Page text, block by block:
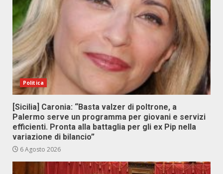
Politica
[Sicilia] Caronia: “Basta valzer di poltrone, a
Palermo serve un programma per giovani e servizi
efficienti. Pronta alla battaglia per gli ex Pip nella
variazione di bilancio”
6 Agosto 2026